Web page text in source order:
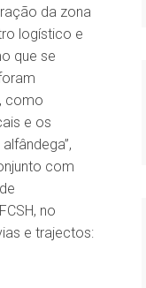
da zona
logístico e
que se
como
e os
com
no
e trajectos: